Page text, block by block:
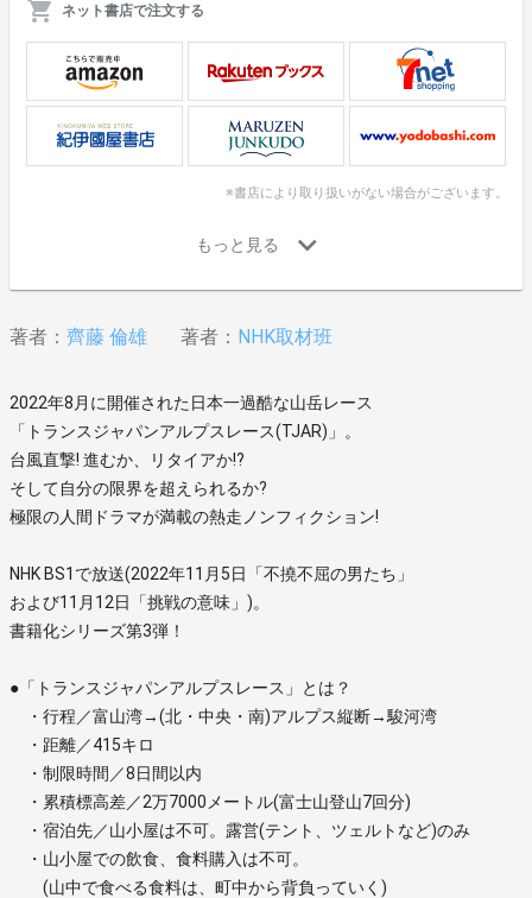
ネット書店で注文する
※書店により取り扱いがない場合がございます。
著者： 齊藤 倫雄 著者： NHK取材班
2022年8月に開催された日本一過酷な山岳レース
「トランスジャパンアルプスレース(TJAR)」。
台風直撃! 進むか、リタイアか!?
そして自分の限界を超えられるか?
極限の人間ドラマが満載の熱走ノンフィクション!
NHK BS1で放送(2022年11月5日「不撓不屈の男たち」
および11月12日「挑戦の意味」)。
書籍化シリーズ第3弾！
●「トランスジャパンアルプスレース」とは？
・行程／富山湾→(北・中央・南)アルプス縦断→駿河湾
・距離／415キロ
・制限時間／8日間以内
・累積標高差／2万7000メートル(富士山登山7回分)
・宿泊先／山小屋は不可。露営(テント、ツェルトなど)のみ
・山小屋での飲食、食料購入は不可。
(山中で食べる食料は、町中から背負っていく)